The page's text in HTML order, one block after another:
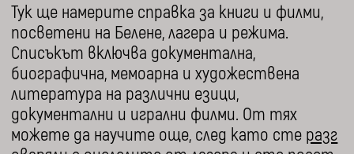
Тук ще намерите справка за книги и филми,
посветени на Белене, лагера и режима.
Списъкът включва документална,
биографична, мемоарна и художествена
литература на различни езици,
документални и игрални филми. От тях
можете да научите още, след като сте разг